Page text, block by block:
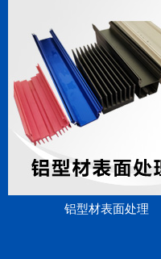
铝型材表面处理